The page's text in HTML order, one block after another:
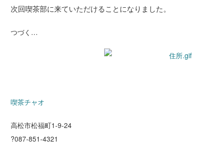
次回喫茶部に来ていただけることになりました。
つづく…
喫茶チャオ
高松市松福町1-9-24
?087-851-4321